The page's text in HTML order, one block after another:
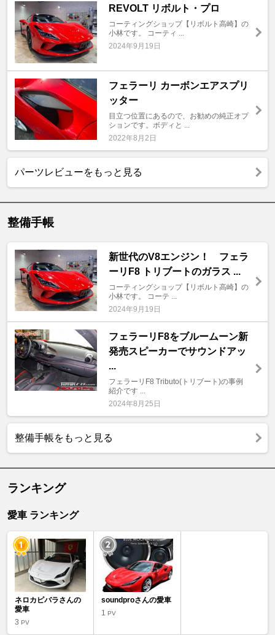
REVOLT リボルト・プロ
コーティングショップ【リボルト高崎】の
小林です。 コーティ ...
2024年9月19日
フェラーリ カーボンエアスプリ
ッター
目立つ位置にあるので、お勧めの純正オプ
ションです。ボディと ...
2022年8月2日
パーツレビューをもっと見る
整備手帳
新世代のV8エンジン！ フェラ
ーリF8 トリブートのガラス ...
コーティングショップ【リボルト高崎】の
小林です。 コーテ ...
2024年9月19日
フェラーリF8をブルームーン新
発売スピーカーでサウンドアッ
...
フェラーリF8 Tributo(トリブート)の事例
紹介です ...
2024年8月25日
整備手帳をもっと見る
ランキング
愛車 ランキング
ネロカピバラさんの
愛車
3 PV
soundproさんの愛車
1PV